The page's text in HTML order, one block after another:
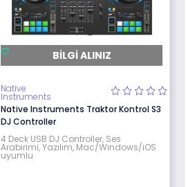
BILGI ALINIZ
Native
Instruments
Native Instruments Traktor Kontrol S3
DJ Controller
4 Deck USB DJ Controller, Ses
Arabirimi, Yazılım, Mac/Windows/iOS
uyumlu